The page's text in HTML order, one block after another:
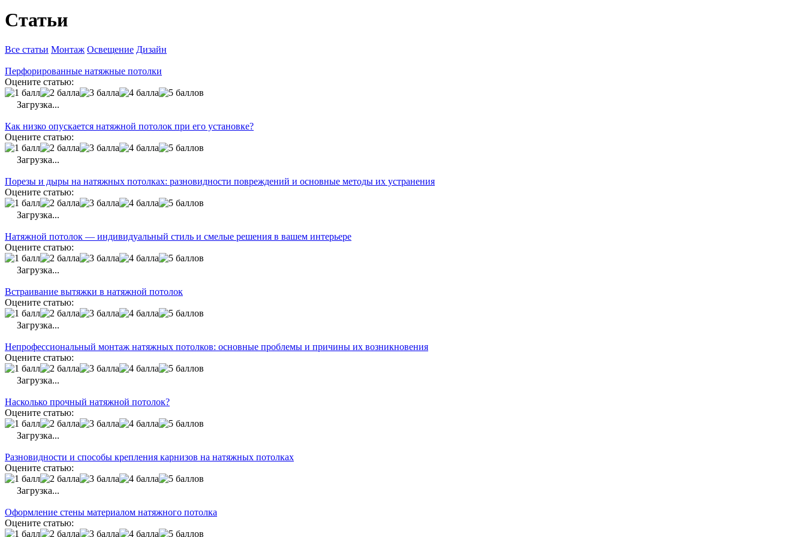
Статьи
Все статьи Монтаж Освещение Дизайн
Перфорированные натяжные потолки
Оцените статью:
Загрузка...
Как низко опускается натяжной потолок при его установке?
Оцените статью:
Загрузка...
Порезы и дыры на натяжных потолках: разновидности повреждений и основные методы их устранения
Оцените статью:
Загрузка...
Натяжной потолок — индивидуальный стиль и смелые решения в вашем интерьере
Оцените статью:
Загрузка...
Встраивание вытяжки в натяжной потолок
Оцените статью:
Загрузка...
Непрофессиональный монтаж натяжных потолков: основные проблемы и причины их возникновения
Оцените статью:
Загрузка...
Насколько прочный натяжной потолок?
Оцените статью:
Загрузка...
Разновидности и способы крепления карнизов на натяжных потолках
Оцените статью:
Загрузка...
Оформление стены материалом натяжного потолка
Оцените статью: